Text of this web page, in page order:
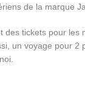
de la marque
des tickets pour les
un voyage pour 2